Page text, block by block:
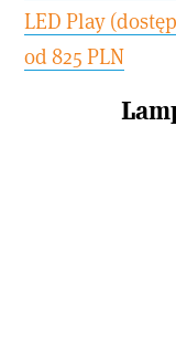
LED Play
od 825 PLN